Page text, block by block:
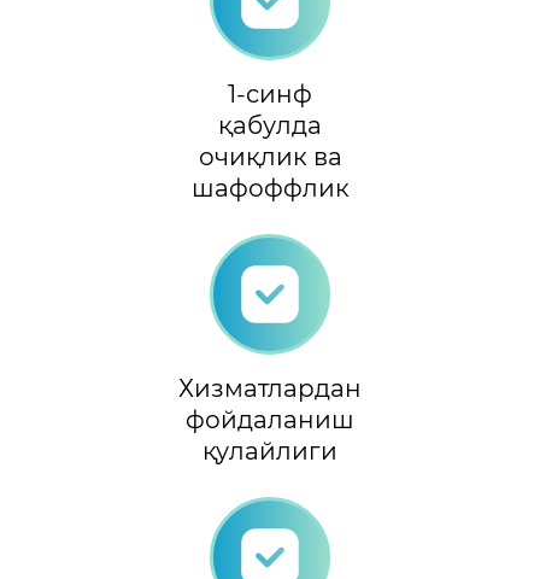
1-синф
қабулда
очиқлик ва
шафоффлик
Хизматлардан
фойдаланиш
қулайлиги